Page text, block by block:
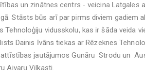
un zinātnes centrs - veicina Latgales
Stāsts būs arī par pirms diviem gadiem
vidusskolu, kas ir šāda veida
Dainis Īvāns tiekas ar Rēzeknes
jautājumos Gunāru Strodu un
Aivaru Vilkasti.